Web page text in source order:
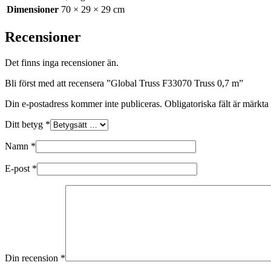
Dimensioner 70 × 29 × 29 cm
Recensioner
Det finns inga recensioner än.
Bli först med att recensera ”Global Truss F33070 Truss 0,7 m”
Din e-postadress kommer inte publiceras. Obligatoriska fält är märkta
Ditt betyg *
Namn *
E-post *
Din recension *